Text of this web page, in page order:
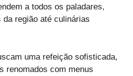
a todos os paladares,
região até culinárias
uma refeição sofisticada,
renomados com menus